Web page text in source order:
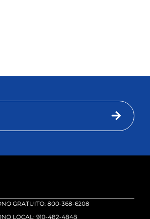
GRATUITO: 800-368-6208
LOCAL: 910-482-4848